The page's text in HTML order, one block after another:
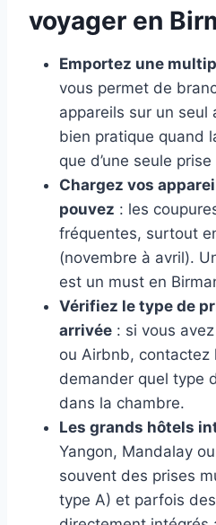
voyager en
Emportez une
vous permet de
appareils sur un
bien pratique quand
que d’une seule
Chargez vos
pouvez : les
fréquentes, surtout
(novembre à avril).
est un must en
Vérifiez le type de
arrivée : si vous
ou Airbnb, contactez
demander quel type
dans la chambre.
Les grands hôtels
Yangon, Mandalay
souvent des prises
type A) et parfois